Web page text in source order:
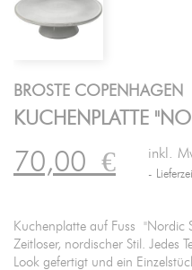
BROSTE COPENHAGEN
KUCHENPLATTE
70,00€ inkl.
Kuchenplatte auf Fuss "Nordic
Zeitloser, nordischer Stil. Jedes
Look gefertigt und ein